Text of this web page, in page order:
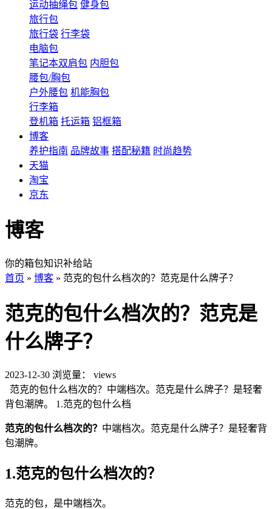
运动抽绳包 健身包
旅行包
旅行袋 行李袋
电脑包
笔记本双肩包 内胆包
腰包/胸包
户外腰包 机能胸包
行李箱
登机箱 托运箱 铝框箱
博客
养护指南 品牌故事 搭配秘籍 时尚趋势
天猫
淘宝
京东
博客
你的箱包知识补给站
首页 » 博客 » 范克的包什么档次的？范克是什么牌子？
范克的包什么档次的？范克是
什么牌子？
2023-12-30 浏览量：
views
范克的包什么档次的？中端档次。范克是什么牌子？是轻奢
背包潮牌。 1.范克的包什么档
范克的包什么档次的？ 中端档次。范克是什么牌子？是轻奢背
包潮牌。
1.范克的包什么档次的？
范克的包，是中端档次。